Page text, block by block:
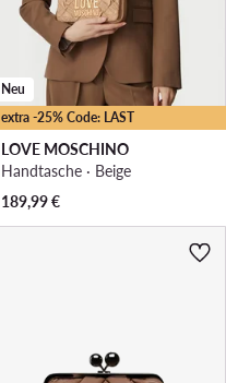
extra -25% Code: LAST
Neu
LOVE MOSCHINO
Handtasche · Beige
189,99€